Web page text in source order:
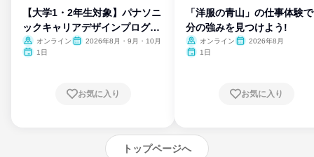
【大学1・2年生対象】パナソニ
ックキャリアデザインプログラ
ム
オンライン
2026年8月・9月・10月
1日
お気に入り
「洋服の青山」の仕事体験
分の強みを見つけよう!
オンライン
2026年8月
1日
お気に入り
トップページへ